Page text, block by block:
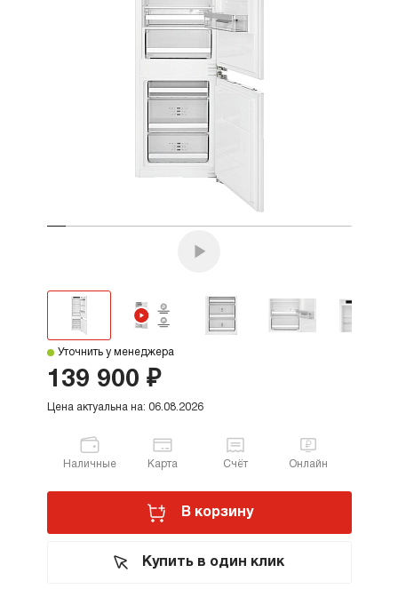
Уточнить у менеджера
Цена актуальна на: 06.08.2026
139 900 ₽
Наличные Карта Счёт Онлайн
В корзину
Купить в один клик